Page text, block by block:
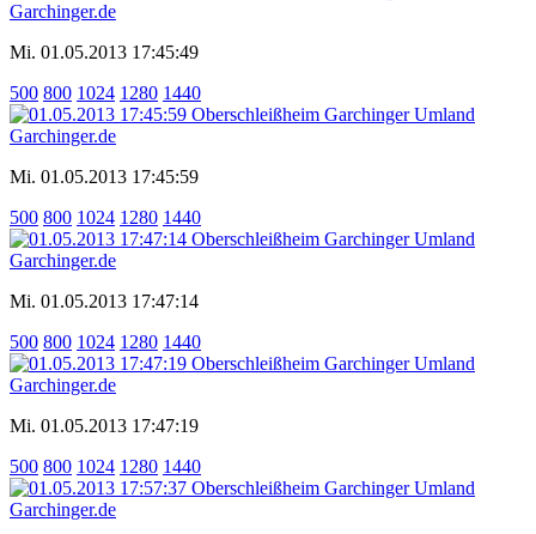
Mi. 01.05.2013 17:45:49
500 800 1024 1280 1440
Mi. 01.05.2013 17:45:59
500 800 1024 1280 1440
Mi. 01.05.2013 17:47:14
500 800 1024 1280 1440
Mi. 01.05.2013 17:47:19
500 800 1024 1280 1440